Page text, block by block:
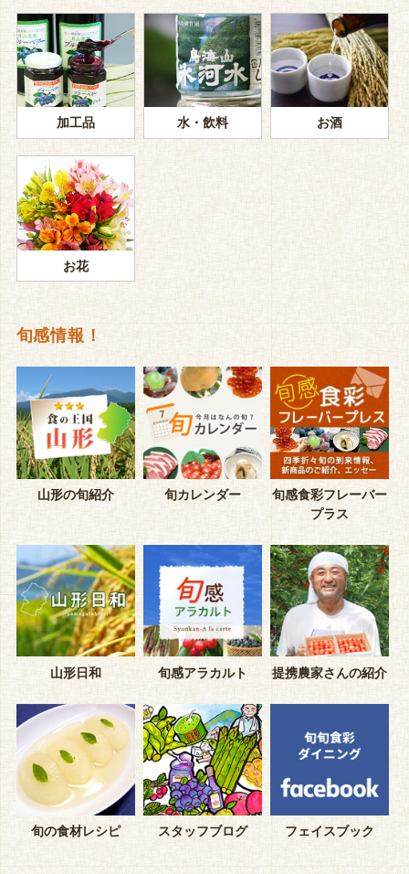
加工品 水・飲料 お酒
お花
旬感情報！
山形の旬紹介 旬カレンダー
旬感食彩フレーバー
プラス
山形日和 旬感アラカルト 提携農家さんの紹介
旬の食材レシピ スタッフブログ フェイスブック